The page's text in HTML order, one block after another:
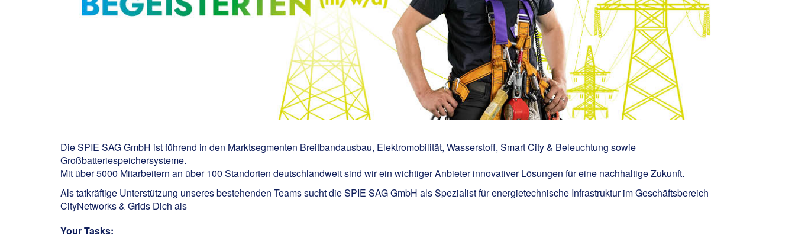
Die SPIE SAG GmbH ist führend in den Marktsegmenten Breitbandausbau, Elektromobilität, Wasserstoff, Smart City & Beleuchtung sowie
Großbatteriespeichersysteme.
Mit über 5000 Mitarbeitern an über 100 Standorten deutschlandweit sind wir ein wichtiger Anbieter innovativer Lösungen für eine nachhaltige Zukunft.
Als tatkräftige Unterstützung unseres bestehenden Teams sucht die SPIE SAG GmbH als Spezialist für energietechnische Infrastruktur im Geschäftsbereich
CityNetworks & Grids Dich als
Your Tasks: